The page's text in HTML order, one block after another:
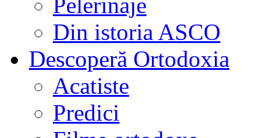
Din istoria ASCO
Descoperă Ortodoxia
Acatiste
Predici